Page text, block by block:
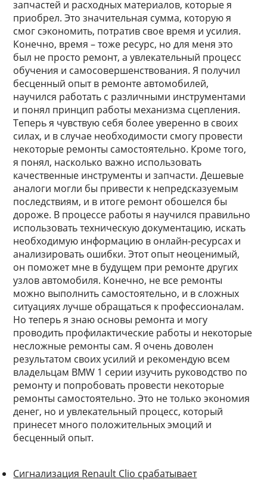
запчастей и расходных материалов, которые я
приобрел. Это значительная сумма, которую я
смог сэкономить, потратив свое время и усилия.
Конечно, время – тоже ресурс, но для меня это
был не просто ремонт, а увлекательный процесс
обучения и самосовершенствования. Я получил
бесценный опыт в ремонте автомобилей,
научился работать с различными инструментами
и понял принцип работы механизма сцепления.
Теперь я чувствую себя более уверенно в своих
силах, и в случае необходимости смогу провести
некоторые ремонты самостоятельно. Кроме того,
я понял, насколько важно использовать
качественные инструменты и запчасти. Дешевые
аналоги могли бы привести к непредсказуемым
последствиям, и в итоге ремонт обошелся бы
дороже. В процессе работы я научился правильно
использовать техническую документацию, искать
необходимую информацию в онлайн-ресурсах и
анализировать ошибки. Этот опыт неоценимый,
он поможет мне в будущем при ремонте других
узлов автомобиля. Конечно, не все ремонты
можно выполнить самостоятельно, и в сложных
ситуациях лучше обращаться к профессионалам.
Но теперь я знаю основы ремонта и могу
проводить профилактические работы и некоторые
несложные ремонты сам. Я очень доволен
результатом своих усилий и рекомендую всем
владельцам BMW 1 серии изучить руководство по
ремонту и попробовать провести некоторые
ремонты самостоятельно. Это не только экономия
денег, но и увлекательный процесс, который
принесет много положительных эмоций и
бесценный опыт.
Сигнализация Renault Clio срабатывает